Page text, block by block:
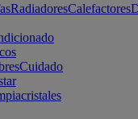
RadiadoresCalefactores
Cuidado